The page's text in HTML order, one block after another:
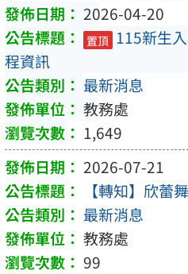
2026-04-20
置頂 115新生
程資訊
最新消息
教務處
1,649
2026-07-21
【轉知】欣蕾
最新消息
教務處
99